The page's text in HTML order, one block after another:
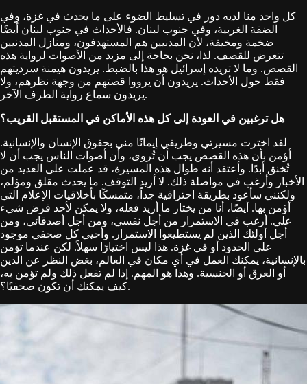
كل واحد منا لديه دور في تسليط الضوء على ما يحدث في غزة، وفي
الضفة الغربية، وفي جنوب لبنان. فالأحداث في جنوب لبنان أيضًا
ضخمة ومخيفة، لأن المدنيين هم المستهدفون، ومنازل المدنيين
تتعرض للقصف. لذا، نحن بحاجة إلى مزيد من الأصوات لرواية هذه
القصص. وما لا تريده إسرائيل هو هذا بالضبط. يريدون هيمنة سرديتهم
فقط حول الأحداث. يريدون أن يرووا قصتهم من وجهة نظرهم، ولا
يريدون سماع رواية الطرف الآخر.
هل ترغبين في العودة إلى كل هذه الأماكن في المستقبل القريب؟
لقد اخترت مسيرتي وطريقي إيمانًا مني بحقوق الإنسان والإنسانية.
أؤمن بأن هذه القصص يجب أن تُروى، وأن أصوات الناس يجب أن لا
تُخنق أبدًا. وأعتقد أنه طوال هذه المسيرة، قد عملت على العديد من
الأخبار وأرغب في مواصلة ذلك. لا أريد التوقف. ما يحدث مقلق ومؤلم،
ولكنني سأعود بطريقة احترافية جداً، متمسكًا بأخلاقيات الإعلام التي
أؤمن بها. أيضًا، أنا من يختار ما أريد فعله، ولا يمكن لأحد فرض شيء
علي. أرغب في الاستمرار من أجل نفسي، ومن أجل أصدقائي، ومن
أجل أولئك الذين لم يستطيعوا الاستمرار. وأحيي كل صحفي موجود
على الحدود أو في غزة. هذا ليس اختيارًا سهلاً. لكن عندما تؤمن
بالإنسانية، يمكنك العمل في أي مكان في العالم، بغض النظر عن الدين
أو العرق أو الجنسية. وهذا هو المهم. إذا لم تفعل ذلك ولم تؤمن به،
كيف يمكنك أن تكون صحفيًا؟.